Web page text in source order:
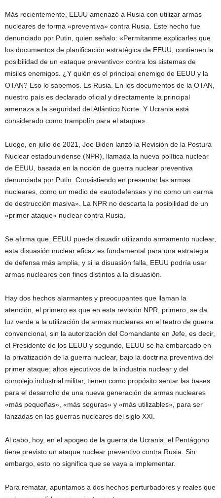
Más recientemente, EEUU amenazó a Rusia con utilizar armas
nucleares de forma «preventiva» contra Rusia. Este hecho fue
denunciado por Putin, quien señalo: «Permítanme explicarles que
los documentos de planificación estratégica de EEUU, contienen la
posibilidad de un «ataque preventivo» contra los sistemas de
misiles enemigos. ¿Y quién es el principal enemigo de EEUU y la
OTAN? Eso lo sabemos. Es Rusia. En los documentos de la OTAN,
nuestro país es declarado oficial y directamente la principal
amenaza a la seguridad del Atlántico Norte. Y Ucrania está
considerado como trampolín para el ataque».
Luego, en julio de 2021, Joe Biden lanzó la Revisión de la Postura
Nuclear estadounidense (NPR), llamada la nueva política nuclear
de EEUU, basada en la noción de guerra nuclear preventiva
denunciada por Putin. Consistiendo en presentar las armas
nucleares, como un medio de «autodefensa» y no como un «arma
de destrucción masiva». La NPR no descarta la posibilidad de un
«primer ataque» nuclear contra Rusia.
Se afirma que, EEUU puede disuadir utilizando armamento nuclear,
esta disuasión nuclear eficaz es fundamental para una estrategia
de defensa más amplia, y si la disuasión falla, EEUU podría usar
armas nucleares con fines distintos a la disuasión.
Hay dos hechos alarmantes y preocupantes que llaman la
atención, el primero es que en esta revisión NPR, primero, se da
luz verde a la utilización de armas nucleares en el teatro de guerra
convencional, sin la autorización del Comandante en Jefe, es decir,
el Presidente de los EEUU y segundo, EEUU se ha embarcado en
la privatización de la guerra nuclear, bajo la doctrina preventiva del
primer ataque; altos ejecutivos de la industria nuclear y del
complejo industrial militar, tienen como propósito sentar las bases
para el desarrollo de una nueva generación de armas nucleares
«más pequeñas», «más seguras» y «más utilizables», para ser
lanzadas en las guerras nucleares del siglo XXI.
Al cabo, hoy, en el apogeo de la guerra de Ucrania, el Pentágono
tiene previsto un ataque nuclear preventivo contra Rusia. Sin
embargo, esto no significa que se vaya a implementar.
Para rematar, apuntamos a dos hechos perturbadores y reales que